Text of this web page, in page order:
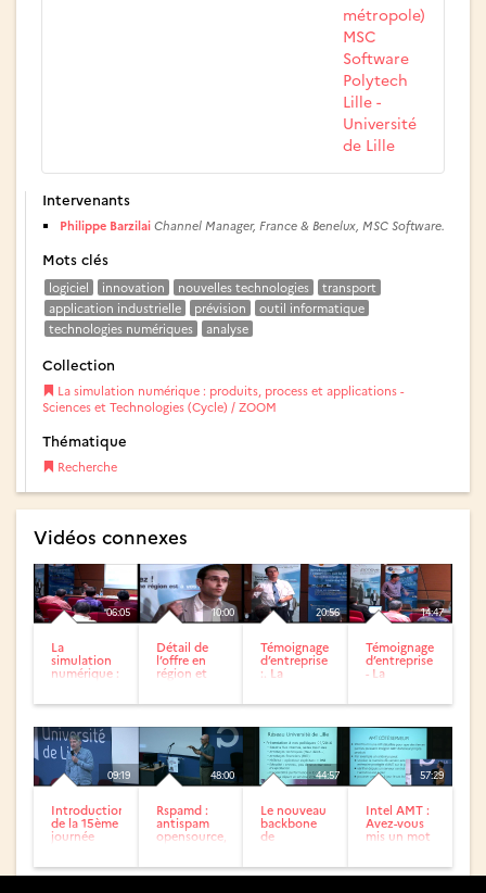
métropole)
MSC
Software
Polytech
Lille -
Université
de Lille
Intervenants
Philippe Barzilai Channel Manager, France & Benelux, MSC Software.
Mots clés
logiciel innovation nouvelles technologies
transport
application industrielle
prévision
outil informatique
technologies numériques
analyse
Collection
La simulation numérique : produits, process et applications -
Sciences et Technologies (Cycle) / ZOOM
Thématique
Recherche
Vidéos connexes
06:05
La
simulation
numérique :
10:00
Détail de
l’offre en
région et
20:56
Témoignage
d’entreprise
:. La
14:47
Témoignage
d’entreprise
- La
09:19
Introduction
de la 15ème
journée
48:00
Rspamd :
antispam
opensource,
44:57
Le nouveau
backbone
de
57:29
Intel AMT :
Avez-vous
mis un mot